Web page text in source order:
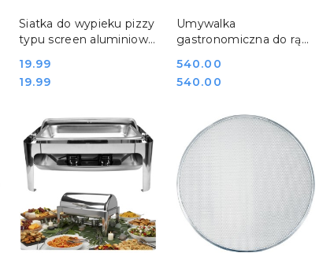
Siatka do wypieku pizzy
typu screen aluminiowa
Cena:
19.99
Cena:
19.99
DO KOSZYKA
Umywalka
gastronomiczna do rąk
stalowa Yato YG-10010
Cena:
540.00
Cena:
540.00
DO KOSZYKA